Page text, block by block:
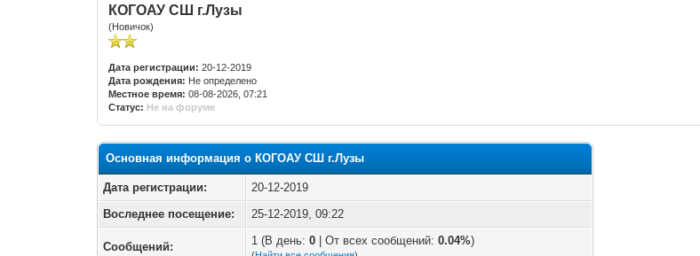
КОГОАУ СШ г.Лузы
(Новичок)
Дата регистрации: 20-12-2019
Дата рождения: Не определено
Местное время: 08-08-2026, 07:21
Статус: Не на форуме
Основная информация о КОГОАУ СШ г.Лузы
Дата регистрации:
20-12-2019
Воследнее посещение:
25-12-2019, 09:22
Сообщений: 1 (В день:0 | От всех сообщений:0.04%)